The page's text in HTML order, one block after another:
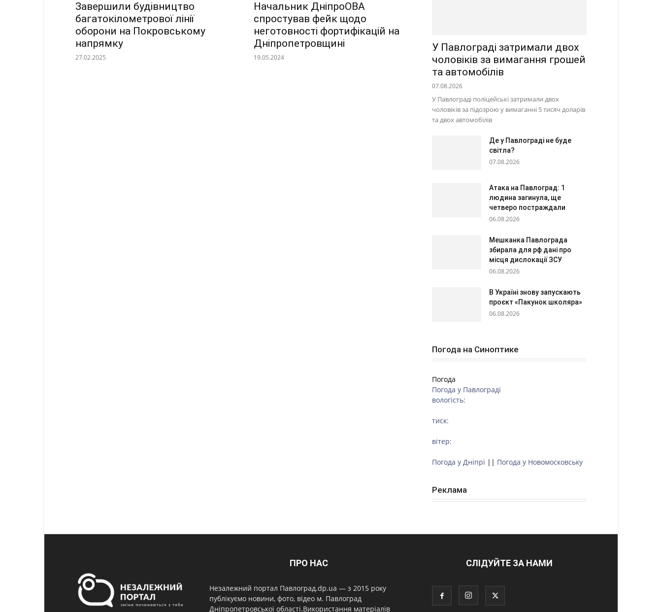
Завершили будівництво
багатокілометрової лінії
оборони на Покровському
напрямку
27.02.2025
Начальник ДніпроОВА
спростував фейк щодо
неготовності фортифікацій на
Дніпропетровщині
19.05.2024
У Павлограді затримали двох
чоловіків за вимагання грошей
та автомобілів
07.08.2026
У Павлограді поліцейські затримали двох
чоловіків за підозрою у вимаганні 5 тисяч доларів
та двох автомобілів
Де у Павлограді не буде
світла?
07.08.2026
Атака на Павлоград: 1
людина загинула, ще
четверо постраждали
06.08.2026
Мешканка Павлограда
збирала для рф дані про
місця дислокації ЗСУ
06.08.2026
В Україні знову запускають
проєкт «Пакунок школяра»
06.08.2026
Погода на Синоптике
Погода
Погода у Павлограді
вологість:
тиск:
вітер:
Погода у Дніпрі || Погода у Новомосковську
Реклама
ПРО НАС
Незалежний портал Павлоград.dp.ua — з 2015 року
публікуємо новини, фото, відео м. Павлоград
Дніпропетровської області.Використання матеріалів
СЛІДУЙТЕ ЗА НАМИ